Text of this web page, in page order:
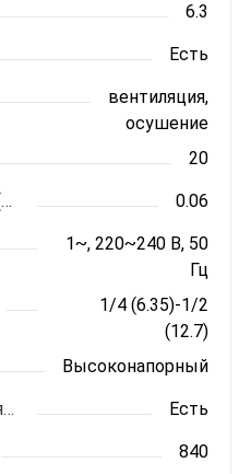
6.3
Есть
вентиляция,
осушение
20
Потребляемая мощность (кВт) 0.06
1~, 220~240 В, 50
Гц
1/4 (6.35)-1/2
(12.7)
Высоконапорный
Режим приточной вентиляции Есть
840